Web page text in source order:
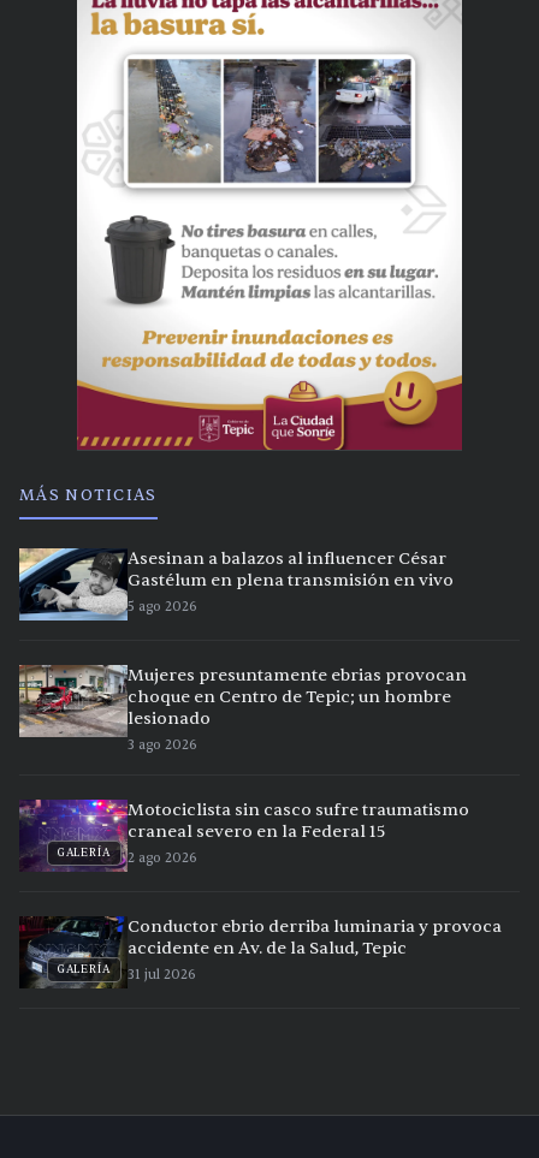
MÁS NOTICIAS
Asesinan a balazos al influencer César
Gastélum en plena transmisión en vivo
5 ago 2026
Mujeres presuntamente ebrias provocan
choque en Centro de Tepic; un hombre
lesionado
3 ago 2026
GALERÍA
Motociclista sin casco sufre traumatismo
craneal severo en la Federal 15
2 ago 2026
GALERÍA
Conductor ebrio derriba luminaria y provoca
accidente en Av. de la Salud, Tepic
31 jul 2026